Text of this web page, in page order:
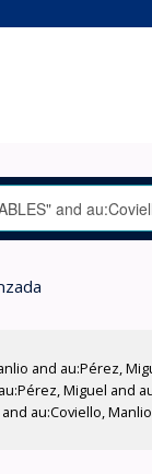
and au:Pérez,
Miguel
au:Coviello,